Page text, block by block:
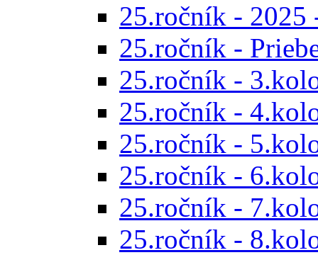
25.ročník - 2025
25.ročník -
25.ročník -
25.ročník -
25.ročník -
25.ročník -
25.ročník -
25.ročník -